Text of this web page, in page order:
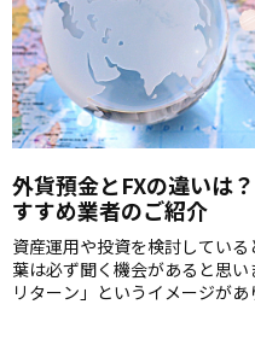
外貨預金とFXの違いは
すすめ業者のご紹介
資産運用や投資を検討してい
葉は必ず聞く機会があると思
リターン」というイメージが
ずにイメージだけで論じられ
ういったメカニズムでリター